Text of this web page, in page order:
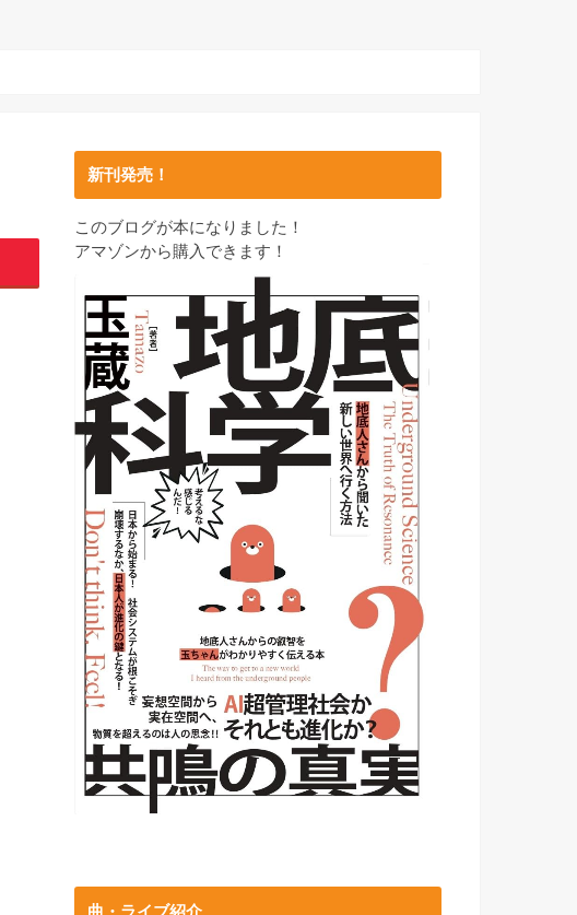
新刊発売！
このブログが本になりました！
アマゾンから購入できます！
曲・ライブ紹介